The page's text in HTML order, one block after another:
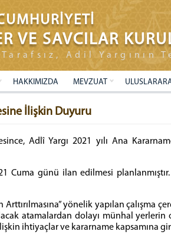
VE SAVCILAR
Tarafsız, Adil Yargının
HAKKIMIZDA MEVZUAT
İlişkin Duyuru
Adlî Yargı 2021 yılı Ana
Cuma günü ilan edilmesi
Arttırılmasına” yönelik yapılan
atamalardan dolayı münhal
ihtiyaçlar ve kararname kapsamına